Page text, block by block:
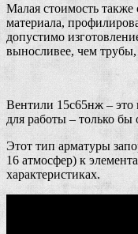
Малая стоимость также
материала,
допустимо
выносливее, чем
Вентили 15с65нж – это
для работы – только
Этот тип арматуры
16 атмосфер) к
характеристиках.